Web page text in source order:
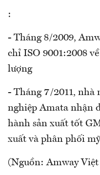
:
- Tháng 8/2009,
chỉ ISO 9001:2008
lượng
- Tháng 7/2011, nhà
nghiệp Amata nhận
hành sản xuất tốt
xuất và phân phối
(Nguồn: Amway